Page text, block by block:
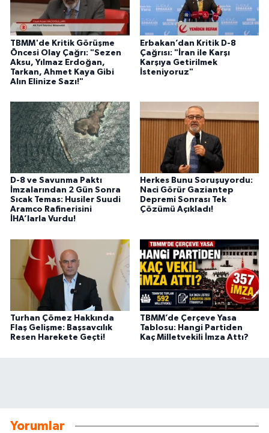
TBMM'de Kritik Görüşme
Öncesi Olay Çağrı: "Sezen
Aksu, Yılmaz Erdoğan,
Tarkan, Ahmet Kaya Gibi
Alın Elinize Sazı!"
Erbakan’dan Kritik D-8
Çağrısı: "İran ile Karşı
Karşıya Getirilmek
İsteniyoruz"
D-8 ve Savunma Paktı
İmzalarından 2 Gün Sonra
Sıcak Temas: Husiler Suudi
Aramco Rafinerisini
İHA’larla Vurdu!
Herkes Bunu Soruşuyordu:
Naci Görür Gaziantep
Depremi Sonrası Tek
Çözümü Açıkladı!
Turhan Çömez Hakkında
Flaş Gelişme: Başsavcılık
Resen Harekete Geçti!
TBMM’de Çerçeve Yasa
Tablosu: Hangi Partiden
Kaç Milletvekili İmza Attı?
Yorumlar